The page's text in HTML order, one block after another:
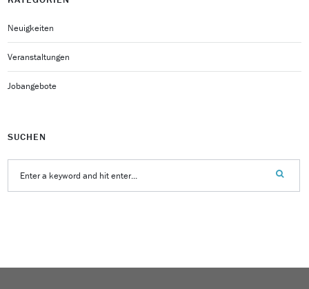
Neuigkeiten
Veranstaltungen
Jobangebote
SUCHEN